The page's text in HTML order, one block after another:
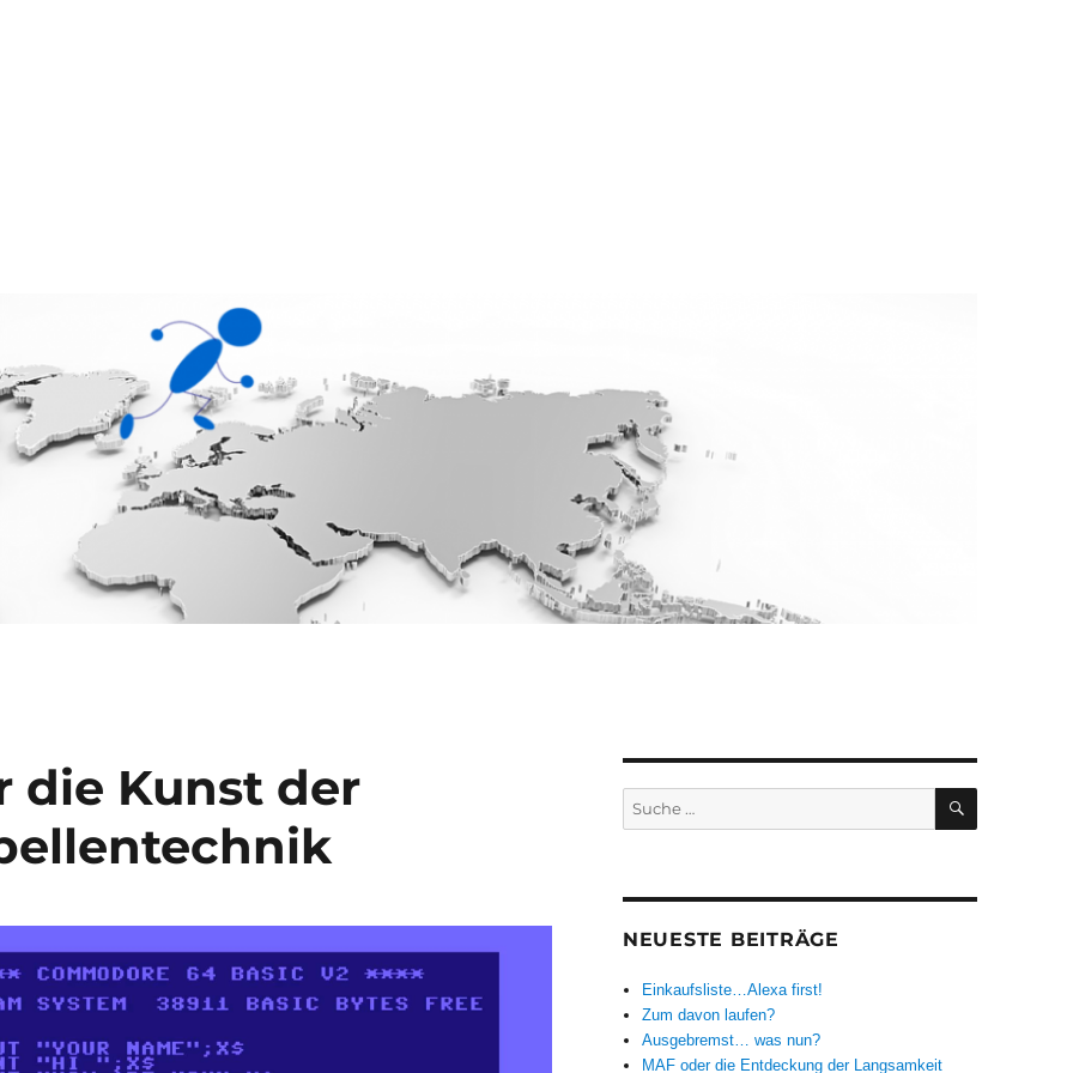
die Kunst der
Suche
nach:
SUCHEN
NEUESTE BEITRÄGE
Einkaufsliste…Alexa first!
Zum davon laufen?
Ausgebremst… was nun?
MAF oder die Entdeckung der Langsamkeit